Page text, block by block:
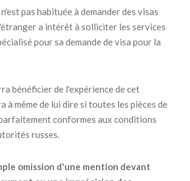
pas habituée à demander des visas
a intérêt à solliciter les services
pour sa demande de visa pour la
bénéficier de l'expérience de cet
à même de lui dire si toutes les pièces de
conformes aux conditions
russes.
omission d'une mention devant